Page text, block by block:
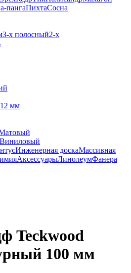
пангаПихтаСосна
3-х полосный2-х
12 мм
Виниловый
Инженерная доскаМассивная
АксессуарыЛинолеумФанера
Teckwood
100 мм